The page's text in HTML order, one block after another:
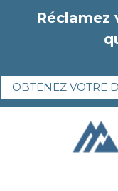
Réclamez
OBTENEZ VOTRE